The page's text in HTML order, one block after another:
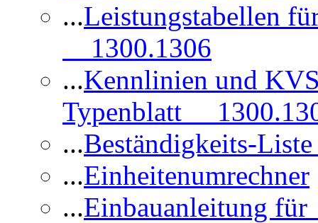
...Leistungstabellen
1300.1306
...Kennlinien und
Typenblatt
...Beständigkeits-
...Einheitenumrechner
...Einbauanleitung